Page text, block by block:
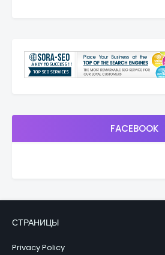
FACEBOOK
СТРАНИЦЫ
Privacy Policy